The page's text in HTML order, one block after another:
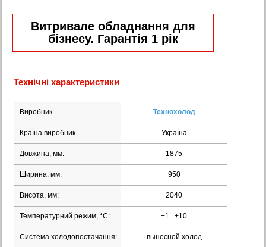
Витривале обладнання для
бізнесу. Гарантія 1 рік
Технічні характеристики
Виробник Технохолод
Країна виробник Україна
Довжина, мм: 1875
Ширина, мм: 950
Висота, мм: 2040
Температурний режим, *С: +1...+10
Система холодопостачання: выносной холод